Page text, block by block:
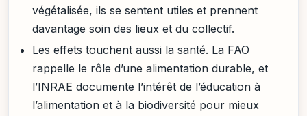
végétalisée, ils se sentent utiles et prennent
davantage soin des lieux et du collectif.
Les effets touchent aussi la santé. La FAO
rappelle le rôle d’une alimentation durable, et
l’INRAE documente l’intérêt de l’éducation à
l’alimentation et à la biodiversité pour mieux